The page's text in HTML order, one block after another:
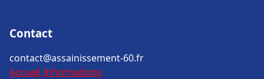
Contact
contact@assainissement-60.fr
Accueil Informations